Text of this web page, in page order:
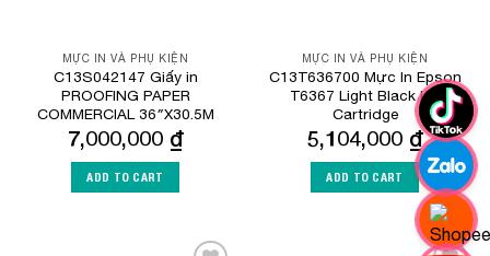
MỰC IN VÀ PHỤ KIỆN
C13S042147 Giấy in
PROOFING PAPER
COMMERCIAL 36″X30.5M
7,000,000 ₫
ADD TO CART
MỰC IN VÀ PHỤ KIỆN
C13T636700 Mực In Epson
T6367 Light Black Ink
Cartridge
5,104,000 ₫
ADD TO CART